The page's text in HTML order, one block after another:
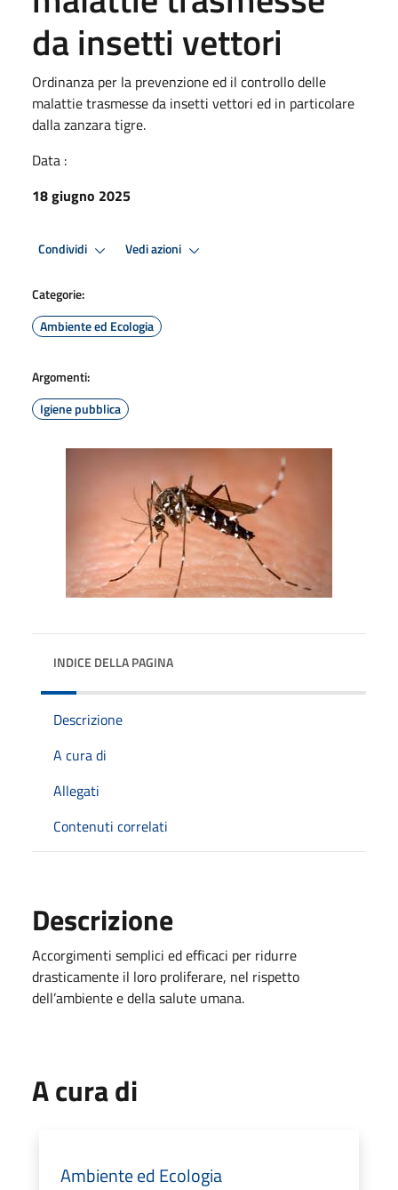
da insetti vettori
Ordinanza per la prevenzione ed il controllo delle
malattie trasmesse da insetti vettori ed in particolare
dalla zanzara tigre.
Data :
18 giugno 2025
Condividi Vedi azioni
Categorie:
Ambiente ed Ecologia
Argomenti:
Igiene pubblica
INDICE DELLA PAGINA
Descrizione
A cura di
Allegati
Contenuti correlati
Descrizione
Accorgimenti semplici ed efficaci per ridurre
drasticamente il loro proliferare, nel rispetto
dell’ambiente e della salute umana.
A cura di
Ambiente ed Ecologia